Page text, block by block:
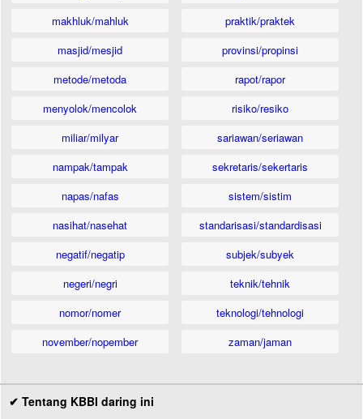
makhluk/mahluk
masjid/mesjid
metode/metoda
menyolok/mencolok
miliar/milyar
nampak/tampak
napas/nafas
nasihat/nasehat
negatif/negatip
negeri/negri
nomor/nomer
november/nopember
praktik/praktek
provinsi/propinsi
rapot/rapor
risiko/resiko
sariawan/seriawan
sekretaris/sekertaris
sistem/sistim
standarisasi/standardisasi
subjek/subyek
teknik/tehnik
teknologi/tehnologi
zaman/jaman
✔ Tentang KBBI daring ini